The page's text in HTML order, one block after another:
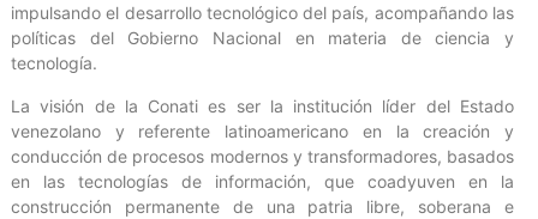
impulsando el desarrollo tecnológico del país, acompañando las
políticas del Gobierno Nacional en materia de ciencia y
tecnología.
La visión de la Conati es ser la institución líder del Estado
venezolano y referente latinoamericano en la creación y
conducción de procesos modernos y transformadores, basados
en las tecnologías de información, que coadyuven en la
construcción permanente de una patria libre, soberana e